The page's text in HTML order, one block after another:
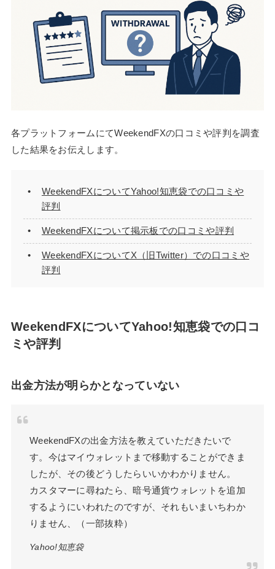
各プラットフォームにてWeekendFXの口コミや評判を調査
した結果をお伝えします。
WeekendFXについてYahoo!知恵袋での口コミや
評判
WeekendFXについて掲示板での口コミや評判
WeekendFXについてX（旧Twitter）での口コミや
評判
WeekendFXについてYahoo!知恵袋での口コ
ミや評判
出金方法が明らかとなっていない
WeekendFXの出金方法を教えていただきたいで
す。今はマイウォレットまで移動することができま
したが、その後どうしたらいいかわかりません。
カスタマーに尋ねたら、暗号通貨ウォレットを追加
するようにいわれたのですが、それもいまいちわか
りません、（一部抜粋）
Yahoo!知恵袋